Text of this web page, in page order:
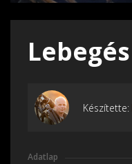
Lebegés
Készítette:
Adatlap